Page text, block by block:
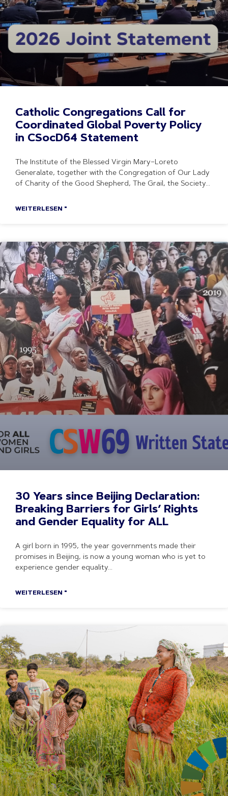
Catholic Congregations Call for
Coordinated Global Poverty Policy
in CSocD64 Statement
The Institute of the Blessed Virgin Mary–Loreto
Generalate, together with the Congregation of Our Lady
of Charity of the Good Shepherd, The Grail, the Society
WEITERLESEN "
30 Years since Beijing Declaration:
Breaking Barriers for Girls’ Rights
and Gender Equality for ALL
A girl born in 1995, the year governments made their
promises in Beijing, is now a young woman who is yet to
experience gender equality
WEITERLESEN "